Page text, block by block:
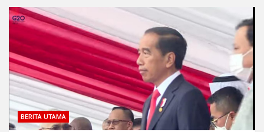
BERITA UTAMA